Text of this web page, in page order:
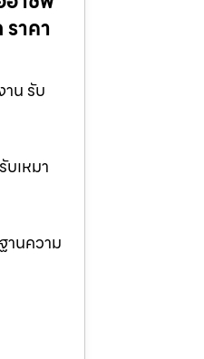
าคา
าน รับ
เหมา
านความ